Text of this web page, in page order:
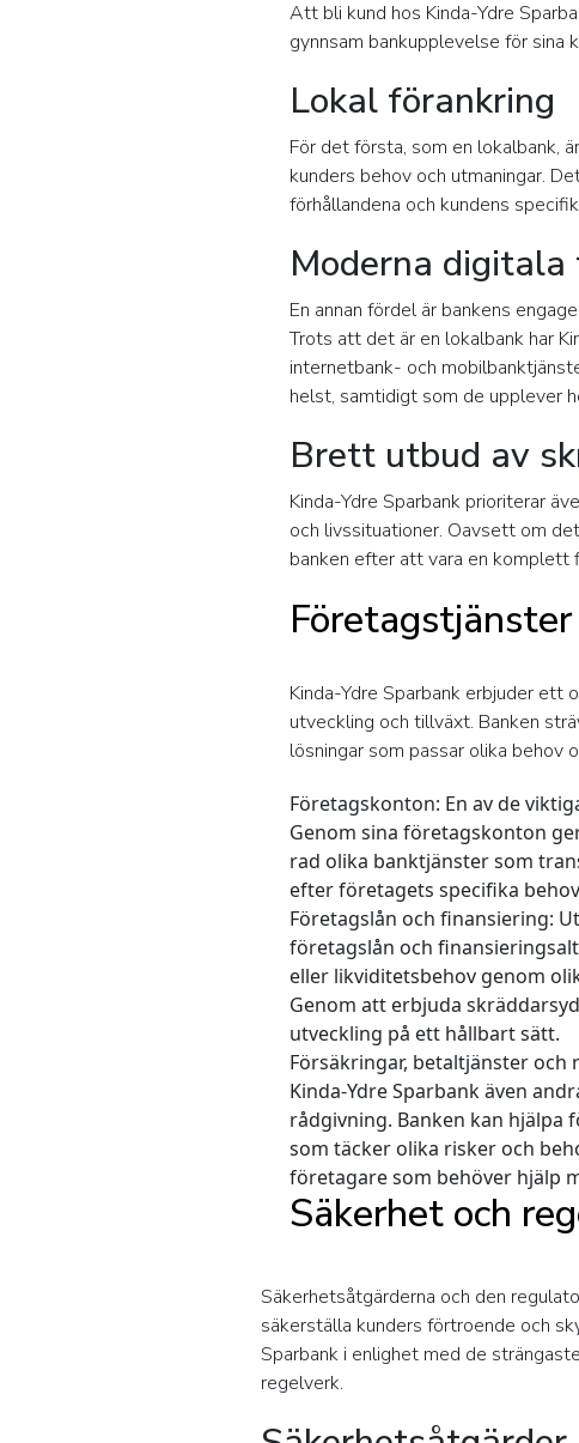
Att bli kund hos Kinda-Ydre
gynnsam bankupplevelse för sina
Lokal förankring
För det första, som en lokalbank,
kunders behov och utmaningar.
förhållandena och kundens
Moderna
En annan fördel är bankens
Trots att det är en lokalbank har
internetbank- och
helst, samtidigt som de upplever
Brett utbud av
Kinda-Ydre Sparbank prioriterar
och livssituationer. Oavsett om
banken efter att vara en komplett
Kinda-Ydre Sparbank erbjuder
utveckling och tillväxt. Banken
lösningar som passar olika behov
Företagskonton: En av de
Genom sina företagskonton
rad olika banktjänster som
efter företagets specifika
Företagslån och finansiering:
företagslån och
eller likviditetsbehov genom
Genom att erbjuda
utveckling på ett hållbart sätt.
Försäkringar, betaltjänster och
Kinda-Ydre Sparbank även
rådgivning. Banken kan
som täcker olika risker och
företagare som behöver hjälp
Säkerhet och
Säkerhetsåtgärderna och den
säkerställa kunders förtroende och
Sparbank i enlighet med de
regelverk.